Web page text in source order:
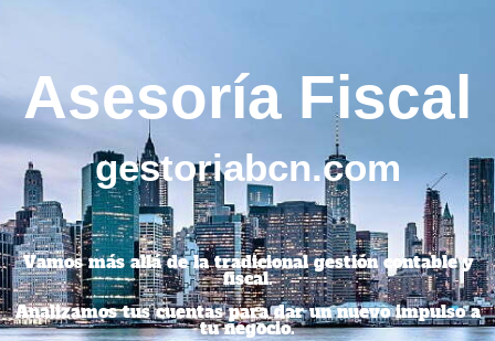
Asesoría Fiscal
gestoriabcn.com
Vamos más allá de la tradicional gestión contable y
fiscal.
Analizamos tus cuentas para dar un nuevo impulso a
tu negocio.